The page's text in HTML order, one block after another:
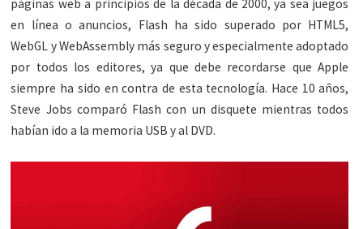
páginas web a principios de la década de 2000, ya sea juegos
en línea o anuncios, Flash ha sido superado por HTML5,
WebGL y WebAssembly más seguro y especialmente adoptado
por todos los editores, ya que debe recordarse que Apple
siempre ha sido en contra de esta tecnología. Hace 10 años,
Steve Jobs comparó Flash con un disquete mientras todos
habían ido a la memoria USB y al DVD.